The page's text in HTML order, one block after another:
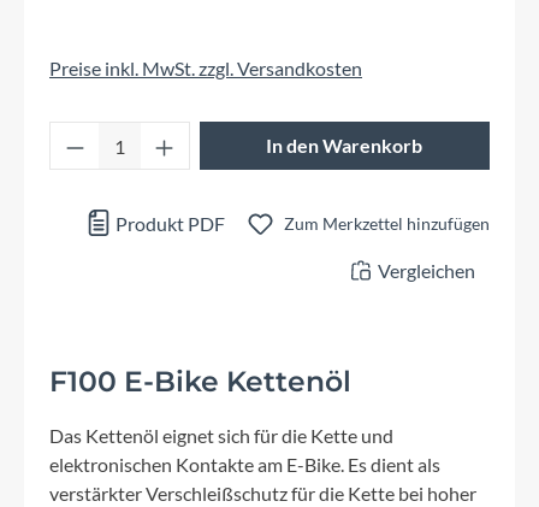
Preise inkl. MwSt. zzgl. Versandkosten
Produkt Anzahl: Gib den gewünschten
In den Warenkorb
Produkt PDF Zum Merkzettel hinzufügen
Vergleichen
F100 E-Bike Kettenöl
Das Kettenöl eignet sich für die Kette und
elektronischen Kontakte am E-Bike. Es dient als
verstärkter Verschleißschutz für die Kette bei hoher